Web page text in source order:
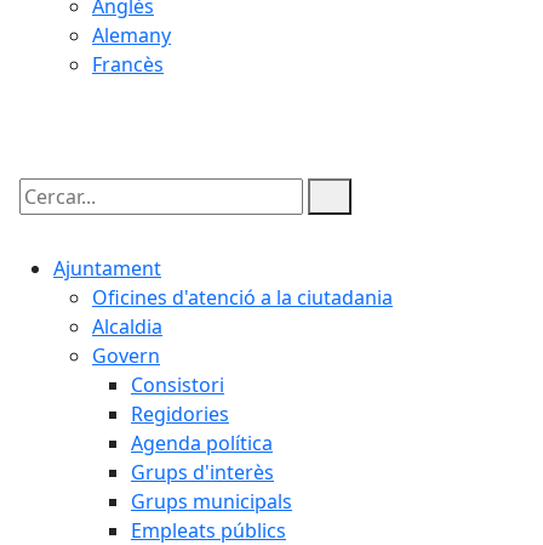
Anglès
Alemany
Francès
Cercar:
Ajuntament
Oficines d'atenció a la ciutadania
Alcaldia
Govern
Consistori
Regidories
Agenda política
Grups d'interès
Grups municipals
Empleats públics